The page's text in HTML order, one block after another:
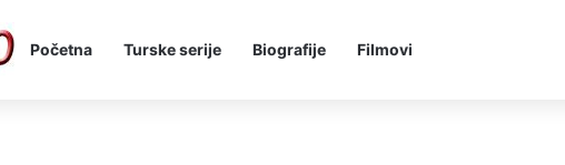
Početna Turske serije Biografije Filmovi